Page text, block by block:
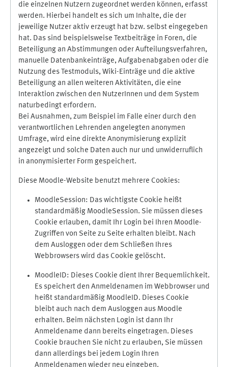
die einzelnen Nutzern zugeordnet werden können, erfasst
werden. Hierbei handelt es sich um Inhalte, die der
jeweilige Nutzer aktiv erzeugt hat bzw. selbst eingegeben
hat. Das sind beispielsweise Textbeiträge in Foren, die
Beteiligung an Abstimmungen oder Aufteilungsverfahren,
manuelle Datenbankeinträge, Aufgabenabgaben oder die
Nutzung des Testmoduls, Wiki-Einträge und die aktive
Beteiligung an allen weiteren Aktivitäten, die eine
Interaktion zwischen den NutzerInnen und dem System
naturbedingt erfordern.
Bei Ausnahmen, zum Beispiel im Falle einer durch den
verantwortlichen Lehrenden angelegten anonymen
Umfrage, wird eine direkte Anonymisierung explizit
angezeigt und solche Daten auch nur und unwiderruflich
in anonymisierter Form gespeichert.
Diese Moodle-Website benutzt mehrere Cookies:
MoodleSession: Das wichtigste Cookie heißt
standardmäßig MoodleSession. Sie müssen dieses
Cookie erlauben, damit Ihr Login bei Ihren Moodle-
Zugriffen von Seite zu Seite erhalten bleibt. Nach
dem Ausloggen oder dem Schließen Ihres
Webbrowsers wird das Cookie gelöscht.
MoodleID: Dieses Cookie dient Ihrer Bequemlichkeit.
Es speichert den Anmeldenamen im Webbrowser und
heißt standardmäßig MoodleID. Dieses Cookie
bleibt auch nach dem Ausloggen aus Moodle
erhalten. Beim nächsten Login ist dann Ihr
Anmeldename dann bereits eingetragen. Dieses
Cookie brauchen Sie nicht zu erlauben, Sie müssen
dann allerdings bei jedem Login Ihren
Anmeldenamen wieder neu eingeben.